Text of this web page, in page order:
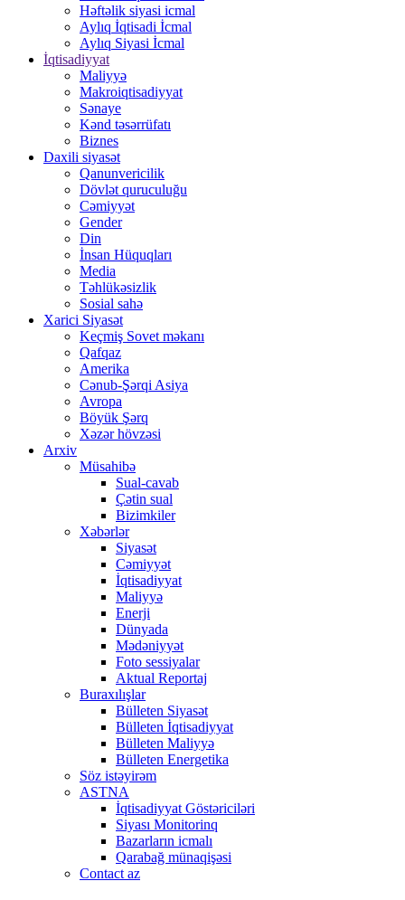
Həftəlik siyasi icmal
Aylıq İqtisadi İcmal
Aylıq Siyasi İcmal
İqtisadiyyat
Maliyyə
Makroiqtisadiyyat
Sənaye
Kənd təsərrüfatı
Biznes
Daxili siyasət
Qanunvericilik
Dövlət quruculuğu
Cəmiyyət
Gender
Din
İnsan Hüquqları
Media
Təhlükəsizlik
Sosial sahə
Xarici Siyasət
Keçmiş Sovet məkanı
Qafqaz
Amerika
Cənub-Şərqi Asiya
Avropa
Böyük Şərq
Xəzər hövzəsi
Arxiv
Müsahibə
Sual-cavab
Çətin sual
Bizimkiler
Xəbərlər
Siyasət
Cəmiyyət
İqtisadiyyat
Maliyyə
Enerji
Dünyada
Mədəniyyət
Foto sessiyalar
Aktual Reportaj
Buraxılışlar
Bülleten Siyasət
Bülleten İqtisadiyyat
Bülleten Maliyyə
Bülleten Energetika
Söz istəyirəm
ASTNA
İqtisadiyyat Göstəriciləri
Siyası Monitorinq
Bazarların icmalı
Qarabağ münaqişəsi
Contact az